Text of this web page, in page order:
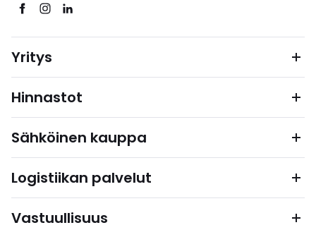
Yritys
Hinnastot
Sähköinen kauppa
Logistiikan palvelut
Vastuullisuus